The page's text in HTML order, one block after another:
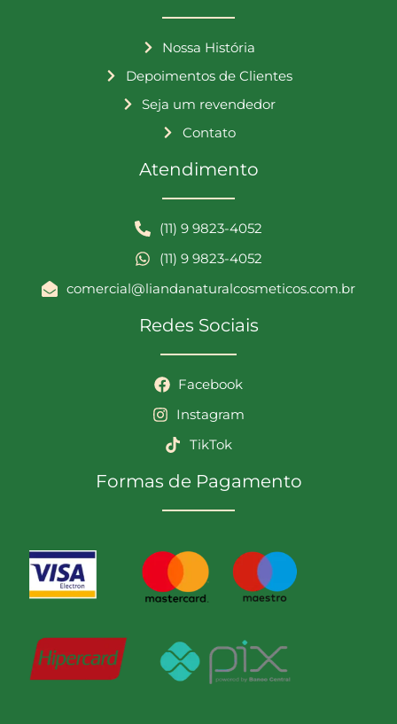
Nossa História
Depoimentos de Clientes
Seja um revendedor
Contato
Atendimento
(11) 9 9823-4052
(11) 9 9823-4052
comercial@liandanaturalcosmeticos.com.br
Redes Sociais
Facebook
Instagram
TikTok
Formas de Pagamento